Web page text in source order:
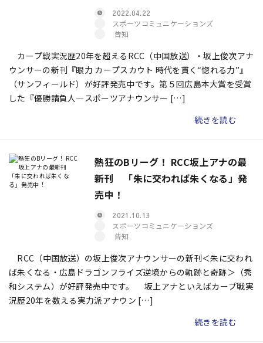
2022.04.22
スポーツコミュニケーションズ
告知
カープ戦実況歴20年を超えるRCC（中国放送）・坂上俊次アナ
ウンサーの新刊『眼力 カープスカウト 時代を貫く“惚れる力”』
（サンフィールド）が好評発売中です。第５回広島本大賞を受賞
した『優勝請負人―スポーツアナウンサー […]
続きを読む
熱狂のBリーグ！ RCC坂上アナの最
新刊 「朱に交われば朱くなる」発
売中！
2021.10.13
スポーツコミュニケーションズ
告知
RCC（中国放送）の坂上俊次アナウンサーの新刊＜朱に交われ
ば朱くなる・広島ドラゴンフライズ逆境からの軌跡と奇跡＞（秀
和システム）が好評発売中です。 坂上アナといえばカープ戦実
況歴20年を数える実力派アナウン […]
続きを読む